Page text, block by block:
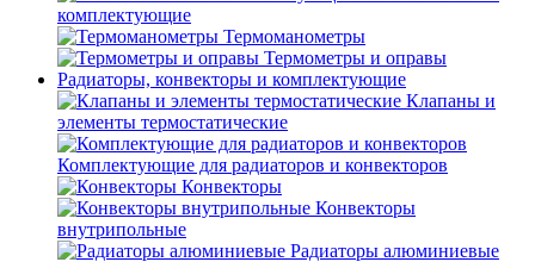
комплектующие
Термоманометры
Термометры и оправы
Радиаторы, конвекторы и комплектующие
Клапаны и
элементы термостатические
Комплектующие для радиаторов и конвекторов
Конвекторы
Конвекторы
внутрипольные
Радиаторы алюминиевые